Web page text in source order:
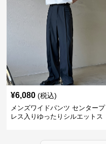
¥6,080 (税込)
メンズワイドパンツ センタープ
レス入りゆったりシルエットス